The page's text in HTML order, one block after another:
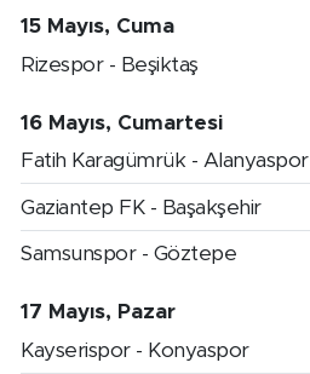
15 Mayıs, Cuma
Rizespor - Beşiktaş
16 Mayıs, Cumartesi
Fatih Karagümrük - Alanyaspor
Gaziantep FK - Başakşehir
Samsunspor - Göztepe
17 Mayıs, Pazar
Kayserispor - Konyaspor